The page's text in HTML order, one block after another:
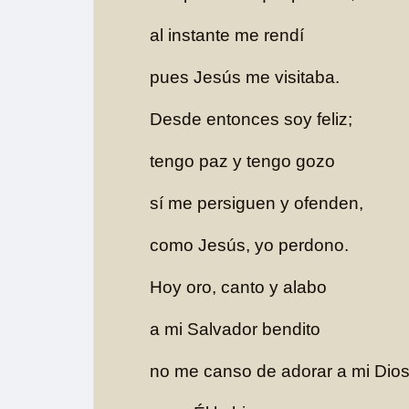
al instante me rendí
pues Jesús me visitaba.
Desde entonces soy feliz;
tengo paz y tengo gozo
sí me persiguen y ofenden,
como Jesús, yo perdono.
Hoy oro, canto y alabo
a mi Salvador bendito
no me canso de adorar a mi